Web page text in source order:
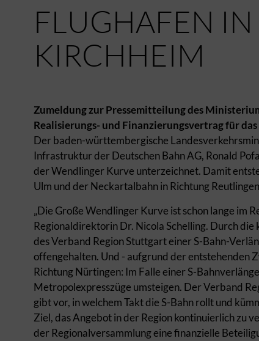
FLUGHAFEN
KIRCHHEIM
Zumeldung zur Pressemitteilung des
Realisierungs- und Finanzierungsvertrag für
Der baden-württembergische
Infrastruktur der Deutschen Bahn AG, Ronald
der Wendlinger Kurve unterzeichnet. Damit
Ulm und der Neckartalbahn in Richtung
„Die Große Wendlinger Kurve ist schon lange im
Regionaldirektorin Dr. Nicola Schelling. Durch
des Verband Region Stuttgart einer S-Bahn-
offengehalten. Und - aufgrund der entstehenden
Richtung Nürtingen: Im Falle einer S-
Metropolexpresszüge umsteigen. Der Verband
gibt vor, in welchem Takt die S-Bahn rollt und
Ziel, das Angebot in der Region kontinuierlich zu
der Regionalversammlung eine finanzielle